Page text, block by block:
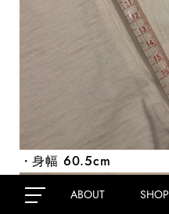
ABOUT SHOP
・身幅 60.5cm